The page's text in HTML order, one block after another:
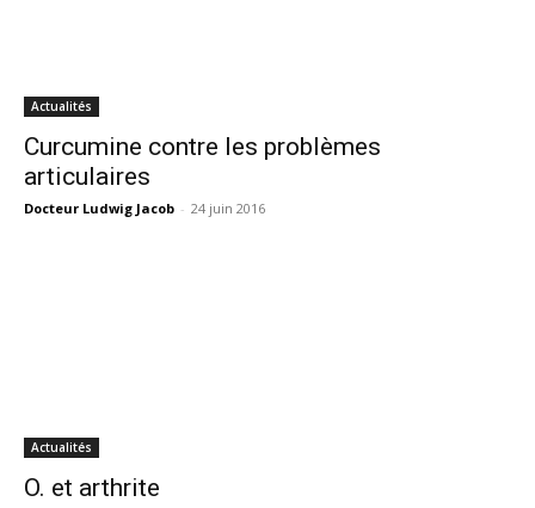
Actualités
Curcumine contre les problèmes
articulaires
Docteur Ludwig Jacob - 24 juin 2016
Actualités
O. et arthrite